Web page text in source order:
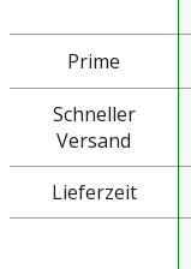
Prime
Schneller
Versand
Lieferzeit